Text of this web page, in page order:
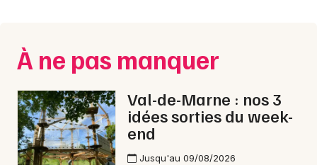
À ne pas manquer
Val-de-Marne : nos 3
idées sorties du week-
end
Jusqu'au 09/08/2026